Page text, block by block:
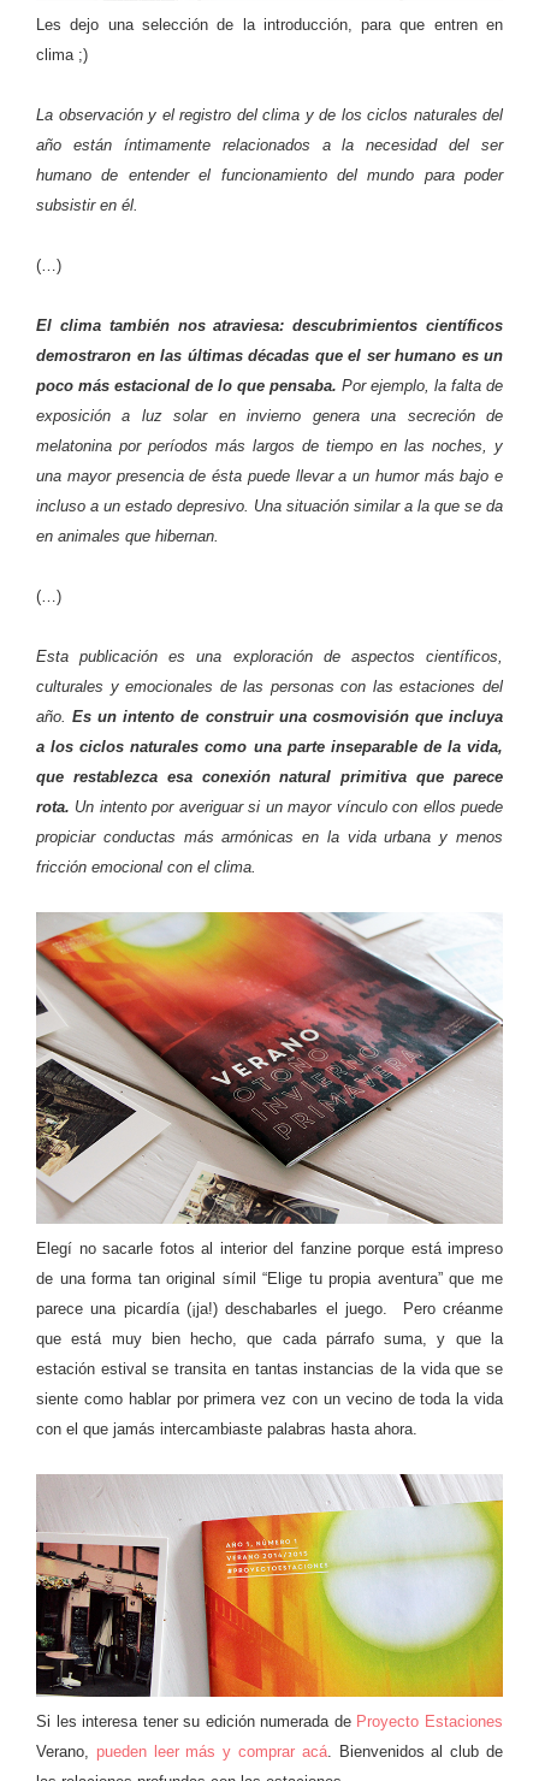
Les dejo una selección de la introducción, para que entren en
clima ;)
La observación y el registro del clima y de los ciclos naturales del
año están íntimamente relacionados a la necesidad del ser
humano de entender el funcionamiento del mundo para poder
subsistir en él.
(…)
El clima también nos atraviesa: descubrimientos científicos
demostraron en las últimas décadas que el ser humano es un
poco más estacional de lo que pensaba. Por ejemplo, la falta de
exposición a luz solar en invierno genera una secreción de
melatonina por períodos más largos de tiempo en las noches, y
una mayor presencia de ésta puede llevar a un humor más bajo e
incluso a un estado depresivo. Una situación similar a la que se da
en animales que hibernan.
(…)
Esta publicación es una exploración de aspectos científicos,
culturales y emocionales de las personas con las estaciones del
año.Es un intento de construir una cosmovisión que incluya
a los ciclos naturales como una parte inseparable de la vida,
que restablezca esa conexión natural primitiva que parece
rota. Un intento por averiguar si un mayor vínculo con ellos puede
propiciar conductas más armónicas en la vida urbana y menos
fricción emocional con el clima.
Elegí no sacarle fotos al interior del fanzine porque está impreso
de una forma tan original símil “Elige tu propia aventura” que me
parece una picardía (¡ja!) deschabarles el juego. Pero créanme
que está muy bien hecho, que cada párrafo suma, y que la
estación estival se transita en tantas instancias de la vida que se
siente como hablar por primera vez con un vecino de toda la vida
con el que jamás intercambiaste palabras hasta ahora.
Si les interesa tener su edición numerada de Proyecto Estaciones
Verano, pueden leer más y comprar acá. Bienvenidos al club de